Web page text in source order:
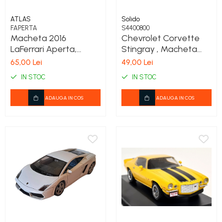
COSTUME SI ACCESORII
TRICOURI TEMATICE 3D
ATLAS
FAPERTA
Macheta 2016
LaFerrari Aperta,
negru 1:43
65,00 Lei
IN STOC
ADAUGA IN COS
Solido
S4400800
Chevrolet Corvette
Stingray , Macheta
auto scara 1/43 Solido
49,00 Lei
IN STOC
ADAUGA IN COS